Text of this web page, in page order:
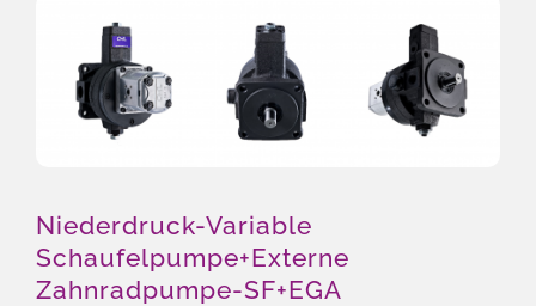
Niederdruck-Variable
Schaufelpumpe+Externe
Zahnradpumpe-SF+EGA